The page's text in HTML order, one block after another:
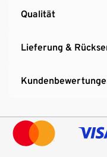
Qualität
Lieferung &